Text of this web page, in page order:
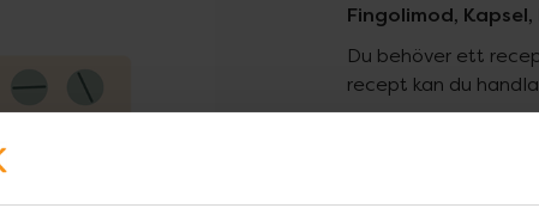
Fingolimod,
Du behöver ett
recept kan du